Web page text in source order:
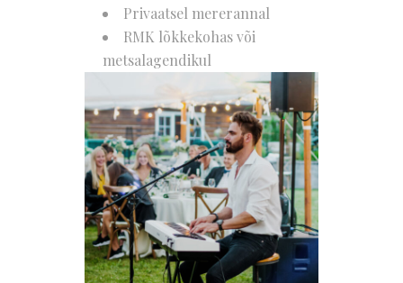
Privaatsel mererannal
RMK lõkkekohas või
metsalagendikul